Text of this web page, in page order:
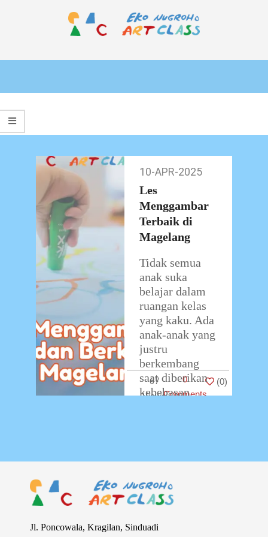
ART
CLASS
Primary
Menu
Apr-
2025
10-APR-2025
Les
Menggambar
Terbaik di
Magelang
Tidak semua
anak suka
belajar dalam
ruangan kelas
yang kaku. Ada
anak-anak yang
justru
berkembang
saat diberikan
kebebasan
menggambar.
…
67
0
Comments
(0)
Jl. Poncowala, Kragilan, Sinduadi